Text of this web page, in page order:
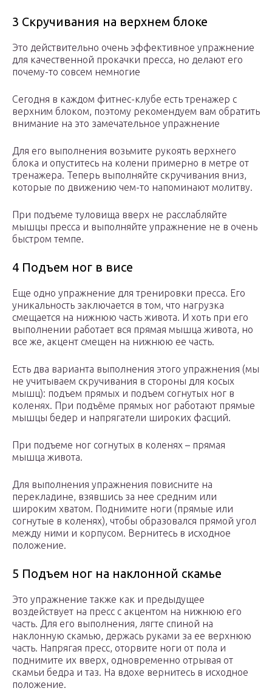
3 Скручивания на верхнем блоке
Это действительно очень эффективное упражнение
для качественной прокачки пресса, но делают его
почему-то совсем немногие
Сегодня в каждом фитнес-клубе есть тренажер с
верхним блоком, поэтому рекомендуем вам обратить
внимание на это замечательное упражнение
Для его выполнения возьмите рукоять верхнего
блока и опуститесь на колени примерно в метре от
тренажера. Теперь выполняйте скручивания вниз,
которые по движению чем-то напоминают молитву.
При подъеме туловища вверх не расслабляйте
мышцы пресса и выполняйте упражнение не в очень
быстром темпе.
4 Подъем ног в висе
Еще одно упражнение для тренировки пресса. Его
уникальность заключается в том, что нагрузка
смещается на нижнюю часть живота. И хоть при его
выполнении работает вся прямая мышца живота, но
все же, акцент смещен на нижнюю ее часть.
Есть два варианта выполнения этого упражнения (мы
не учитываем скручивания в стороны для косых
мышц): подъем прямых и подъем согнутых ног в
коленях. При подъёме прямых ног работают прямые
мышцы бедер и напрягатели широких фасций.
При подъеме ног согнутых в коленях – прямая
мышца живота.
Для выполнения упражнения повисните на
перекладине, взявшись за нее средним или
широким хватом. Поднимите ноги (прямые или
согнутые в коленях), чтобы образовался прямой угол
между ними и корпусом. Вернитесь в исходное
положение.
5 Подъем ног на наклонной скамье
Это упражнение также как и предыдущее
воздействует на пресс с акцентом на нижнюю его
часть. Для его выполнения, лягте спиной на
наклонную скамью, держась руками за ее верхнюю
часть. Напрягая пресс, оторвите ноги от пола и
поднимите их вверх, одновременно отрывая от
скамьи бедра и таз. На вдохе вернитесь в исходное
положение.